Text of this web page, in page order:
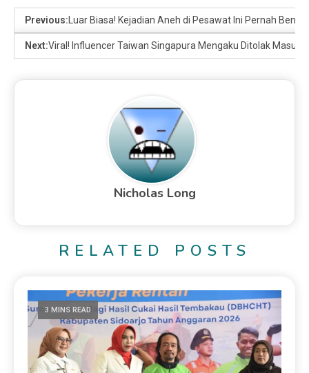
Previous: Luar Biasa! Kejadian Aneh di Pesawat Ini Pernah
Next:Viral! Influencer Taiwan Singapura Mengaku Ditolak Masuk
Nicholas Long
RELATED POSTS
3 MINS READ